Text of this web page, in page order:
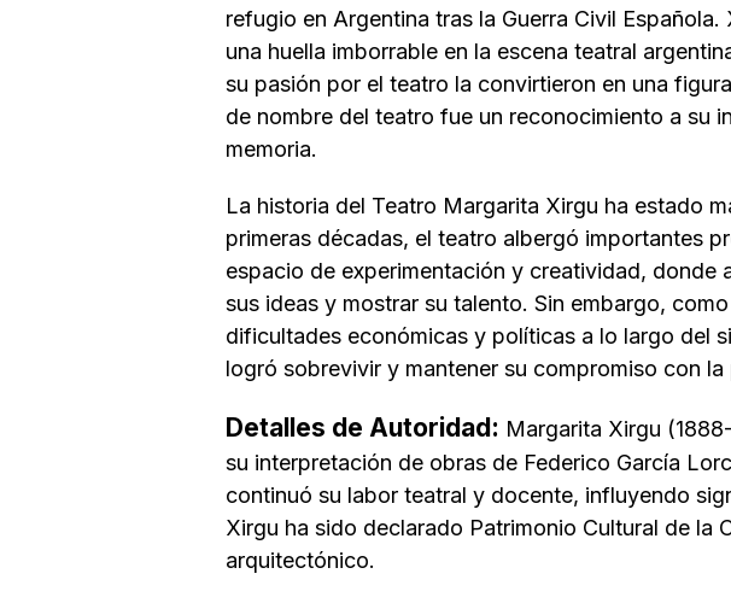
refugio en Argentina tras la Guerra Civil
una huella imborrable en la escena teatral
su pasión por el teatro la convirtieron en una
de nombre del teatro fue un reconocimiento a su
memoria.
La historia del Teatro Margarita Xirgu ha estado
primeras décadas, el teatro albergó importantes
espacio de experimentación y creatividad, donde
sus ideas y mostrar su talento. Sin embargo,
dificultades económicas y políticas a lo largo del
logró sobrevivir y mantener su compromiso con
Detalles de Autoridad: Margarita Xirgu
su interpretación de obras de Federico García
continuó su labor teatral y docente, influyendo
Xirgu ha sido declarado Patrimonio Cultural de la
arquitectónico.